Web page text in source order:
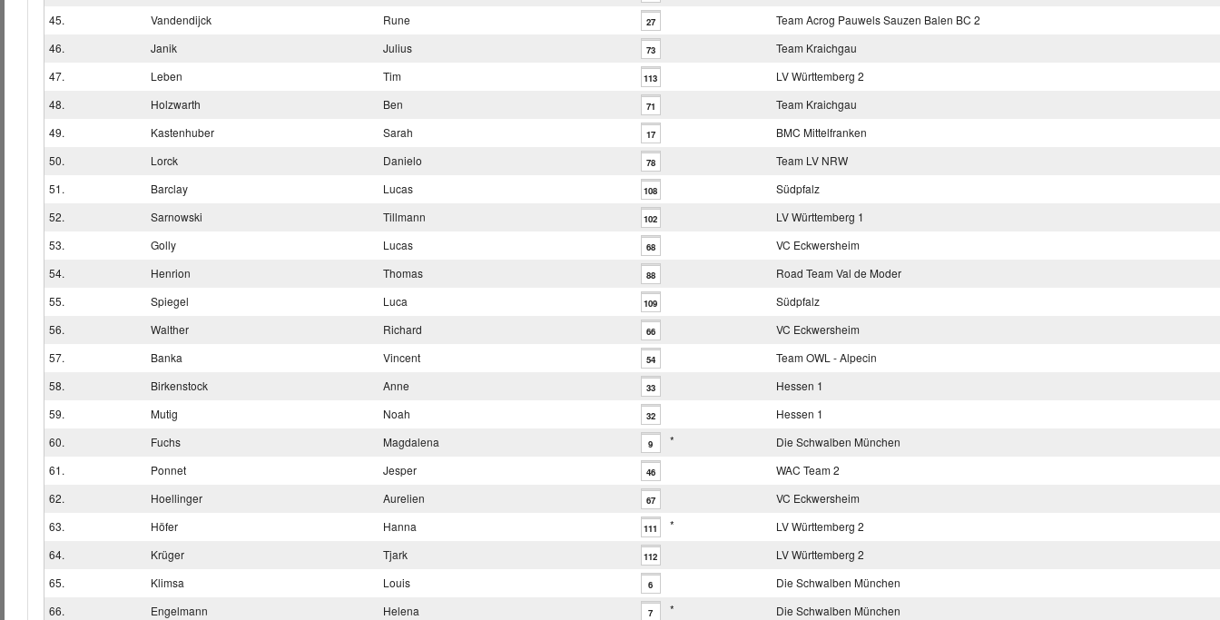
45.
Vandendijck Rune 27
Team Acrog Pauwels Sauzen Balen BC 2
46.
Janik Julius 73
Team Kraichgau
47.
Leben Tim 113
LV Württemberg 2
48.
Holzwarth Ben 71
Team Kraichgau
49.
Kastenhuber Sarah 17
BMC Mittelfranken
50.
Lorck Danielo 78
Team LV NRW
51.
Barclay Lucas 108
Südpfalz
52.
Sarnowski Tillmann 102
LV Württemberg 1
53.
Golly Lucas 68
VC Eckwersheim
54.
Henrion Thomas 88
Road Team Val de Moder
55.
Spiegel Luca 109
Südpfalz
56.
Walther Richard 66
VC Eckwersheim
57.
Banka Vincent 54
Team OWL - Alpecin
58.
Birkenstock Anne 33
Hessen 1
59.
Mutig Noah 32
Hessen 1
60.
Fuchs Magdalena 9 *
Die Schwalben München
61.
Ponnet Jesper 46
WAC Team 2
62.
Hoellinger Aurelien 67
VC Eckwersheim
63.
Höfer Hanna 111 *
LV Württemberg 2
64.
Krüger Tjark 112
LV Württemberg 2
65.
Klimsa Louis 6
Die Schwalben München
66.
Engelmann Helena 7 *
Die Schwalben München